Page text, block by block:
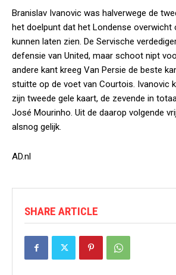
Branislav Ivanovic was halverwege de
het doelpunt dat het Londense overwicht
kunnen laten zien. De Servische
defensie van United, maar schoot nipt
andere kant kreeg Van Persie de beste
stuitte op de voet van Courtois. Ivanovic
zijn tweede gele kaart, de zevende in
José Mourinho. Uit de daarop volgende
alsnog gelijk.
AD.nl
SHARE ARTICLE